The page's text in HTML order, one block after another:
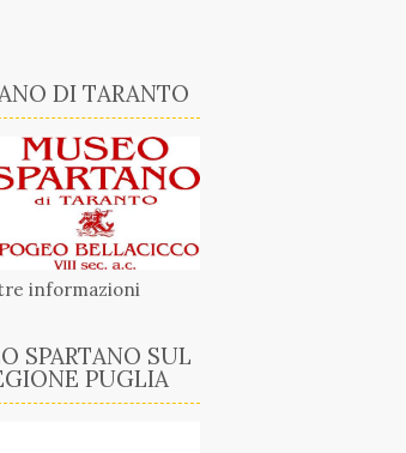
DI TARANTO
informazioni
SPARTANO SUL
PUGLIA